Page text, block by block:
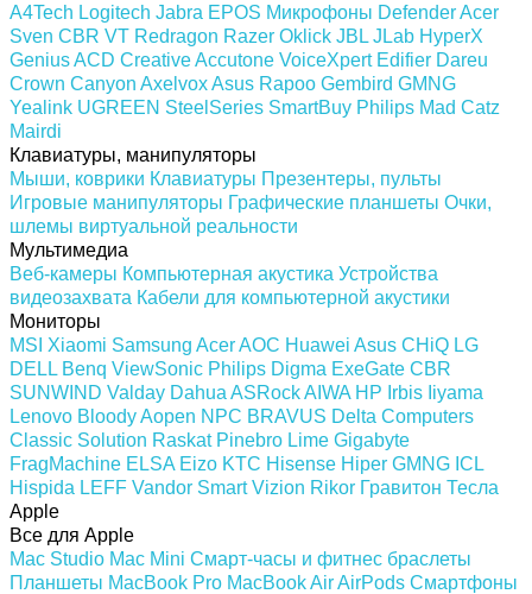
A4Tech Logitech Jabra EPOS Микрофоны DefenderAcer
Sven CBR VT Redragon Razer Oklick JBL JLab HyperX
GeniusACD CreativeAccutone VoiceXpert Edifier Dareu
Crown Canyon AxelvoxAsus Rapoo Gembird GMNG
Yealink UGREEN SteelSeries SmartBuy Philips Mad Catz
Mairdi
Клавиатуры, манипуляторы
Мыши, коврики Клавиатуры Презентеры, пульты
Игровые манипуляторы Графические планшеты Очки,
шлемы виртуальной реальности
Мультимедиа
Веб-камеры Компьютерная акустика Устройства
видеозахвата Кабели для компьютерной акустики
Мониторы
MSI Xiaomi Samsung AcerAOC Huawei Asus CHiQ LG
DELL Benq ViewSonic Philips Digma ExeGate CBR
SUNWIND Valday Dahua ASRockAIWA HP Irbis Iiyama
Lenovo BloodyAopen NPC BRAVUS Delta Computers
Classic Solution Raskat Pinebro Lime Gigabyte
FragMachine ELSA Eizo KTC Hisense Hiper GMNG ICL
Hispida LEFF Vandor Smart Vizion Rikor Гравитон Тесла
Apple
Все для Apple
Mac Studio Mac Mini Смарт-часы и фитнес браслеты
Планшеты MacBook Pro MacBook AirAirPods Смартфоны